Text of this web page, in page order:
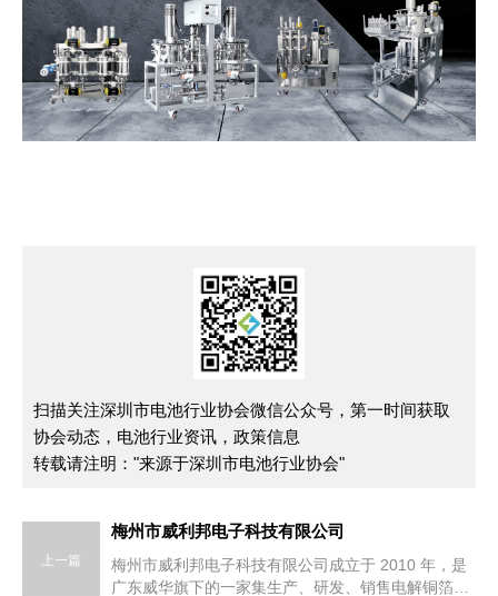
扫描关注深圳市电池行业协会微信公众号，第一时间获取
协会动态，电池行业资讯，政策信息
转载请注明："来源于深圳市电池行业协会"
上一篇
梅州市威利邦电子科技有限公司
梅州市威利邦电子科技有限公司成立于 2010 年，是
广东威华旗下的一家集生产、研发、销售电解铜箔、